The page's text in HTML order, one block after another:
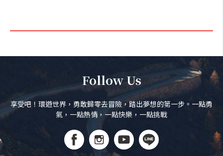
Follow Us
享受吧！環遊世界，勇敢歸零去冒險，踏出夢想的第一步。一點勇
氣，一點熱情，一點快樂，一點挑戰